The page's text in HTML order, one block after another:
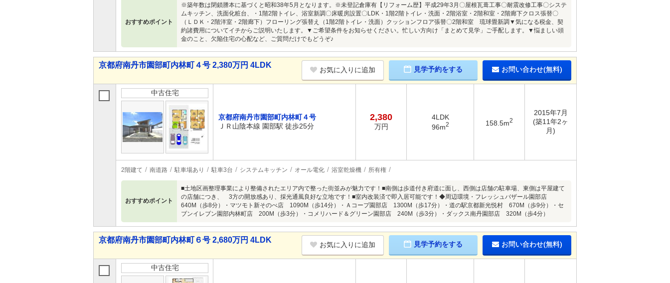
おすすめポイント
※築年数は閉鎖謄本に基づくと昭和38年5月となります。※未登記倉庫有【リフォーム歴】平成29年3月〇屋根瓦葺工事〇耐震改修工事〇システ
ムキッチン、洗面化粧台、・1階2階トイレ、浴室新調〇床暖房設置〇LDK・1階2階トイレ・洗面・2階浴室・2階和室・2階廊下クロス張替〇
（ＬＤＫ・2階洋室・2階廊下）フローリング張替え（1階2階トイレ・洗面）クッションフロア張替〇2階和室 琉球畳新調▼気になる税金、契
約諸費用についてイチからご説明いたします。▼ご希望条件をお知らせください。忙しい方向け「まとめて見学」ご手配します。▼悩ましい頭
金のこと、欠陥住宅の心配など、ご質問だけでもどうぞ♪
京都府南丹市園部町内林町４号 2,380万円 4LDK
お気に入りに追加 見学予約をする お問い合わせ(無料)
中古住宅
京都府南丹市園部町内林町４号
ＪＲ山陰本線 園部駅 徒歩25分
2,380
万円
4LDK
96m2 158.5m2
2015年7月
(築11年2ヶ
月)
2階建て 南道路 駐車場あり 駐車3台 システムキッチン オール電化 浴室乾燥機 所有権
おすすめポイント
■土地区画整理事業により整備されたエリア内で整った街並みが魅力です！■南側は歩道付き府道に面し、西側は店舗の駐車場、東側は平屋建て
の店舗につき、 3方の開放感あり、採光通風良好な立地です！■室内改装済で即入居可能です！◆周辺環境・フレッシュバザール園部店
640M（歩8分）・マツモト新そのべ店 1090M（歩14分）・Ａコープ園部店 1300M（歩17分）・道の駅京都新光悦村 670M（歩9分）・セ
ブンイレブン園部内林町店 200M（歩3分）・コメリハード＆グリーン園部店 240M（歩3分）・ダックス南丹園部店 320M（歩4分）
京都府南丹市園部町内林町６号 2,680万円 4LDK
お気に入りに追加 見学予約をする お問い合わせ(無料)
中古住宅